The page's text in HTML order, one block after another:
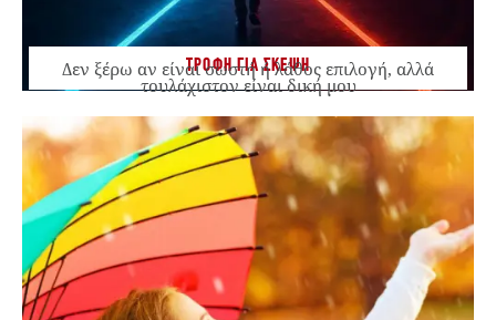
ΤΡΟΦΗ ΓΙΑ ΣΚΕΨΗ
Δεν ξέρω αν είναι σωστή ή λάθος επιλογή, αλλά
τουλάχιστον είναι δική μου